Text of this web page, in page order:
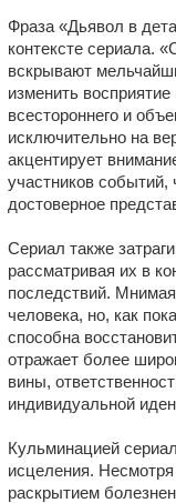
Фраза «Дьявол в
контексте сериала.
вскрывают
изменить
всестороннего и
исключительно на
акцентирует
участников
достоверное
Сериал также
рассматривая их в
последствий.
человека, но, как
способна
отражает более
вины,
индивидуальной
Кульминацией
исцеления.
раскрытием